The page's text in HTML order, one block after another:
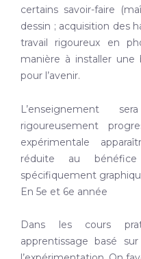
certains savoir-faire
dessin ; acquisition des
travail rigoureux en
manière à installer
pour l’avenir.
L’enseignement
rigoureusement
expérimentale
réduite au bénéfice
spécifiquement
En 5e et 6e année
Dans les cours
apprentissage basé